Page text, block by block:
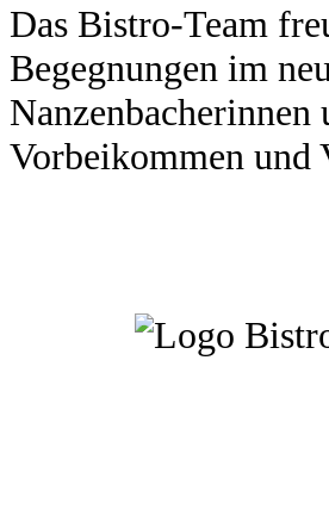
Das Bistro-Team
Begegnungen im
Nanzenbacherinnen
Vorbeikommen und